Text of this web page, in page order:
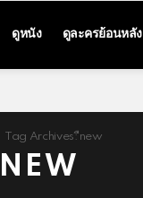
ดูหนัง ดูละครย้อนหลัง
Tag Archives: ืnew
ืNEW